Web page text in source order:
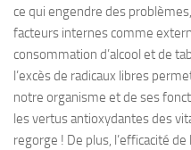
ce qui engendre des
facteurs internes comme
consommation d’alcool et de
l’excès de radicaux libres
notre organisme et de ses
les vertus antioxydantes des
regorge ! De plus, l’efficacité